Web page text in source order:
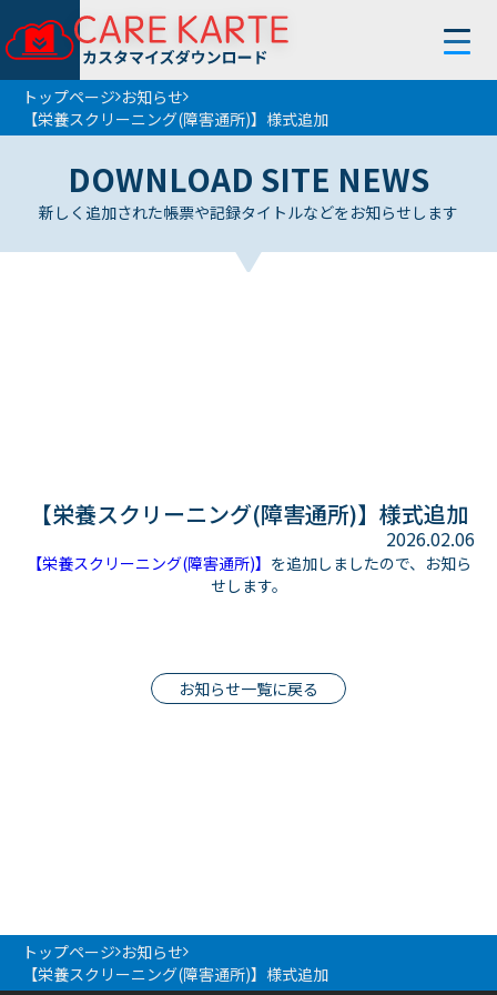
トップページ
使い方
お知らせ
トップページ お知らせ
【栄養スクリーニング(障害通所)】様式追加
DOWNLOAD SITE NEWS
新しく追加された帳票や記録タイトルなどをお知らせします
【栄養スクリーニング(障害通所)】様式追加
2026.02.06
【栄養スクリーニング(障害通所)】 を追加しましたので、お知ら
せします。
お知らせ一覧に戻る
トップページ お知らせ
【栄養スクリーニング(障害通所)】様式追加